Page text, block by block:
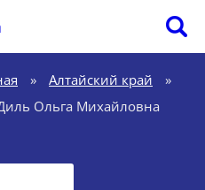
» Алтайский край
»
Ольга Михайловна